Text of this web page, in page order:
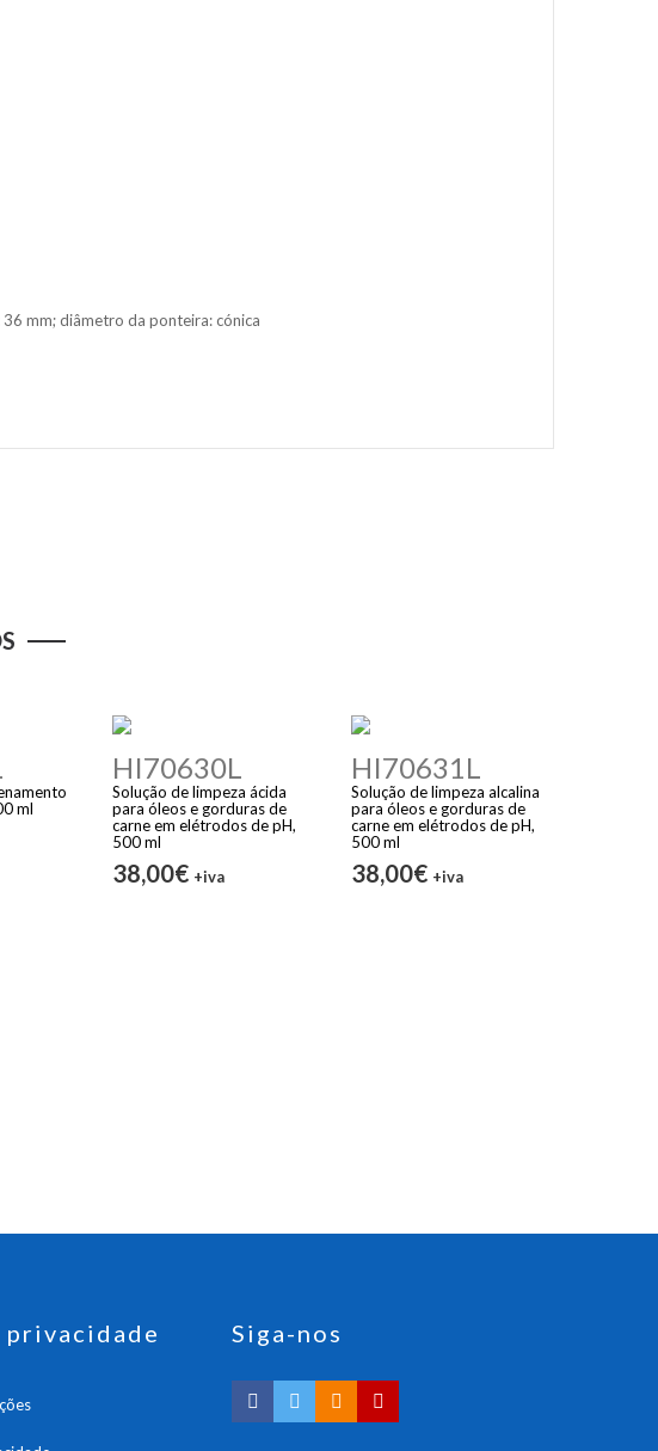
mm; diâmetro da ponteira: cónica
ml
HI70630L
Solução de limpeza ácida
para óleos e gorduras de
carne em elétrodos de pH,
500 ml
38,00€ +iva
HI70631L
Solução de limpeza alcalina
para óleos e gorduras de
carne em elétrodos de pH,
500 ml
38,00€ +iva
Siga-nos